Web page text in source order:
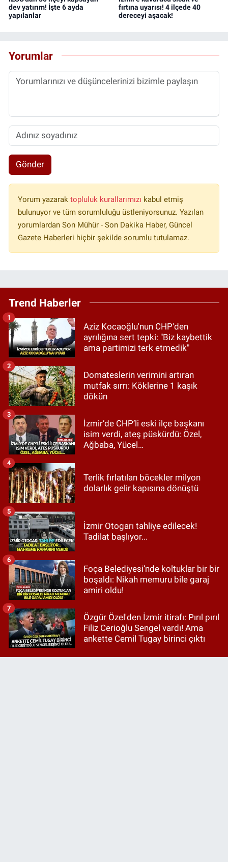
dev yatırım! İşte 6 ayda
yapılanlar
fırtına uyarısı! 4 ilçede 40
dereceyi aşacak!
Yorumlar
Gönder
Yorum yazarak topluluk kurallarımızı kabul etmiş
bulunuyor ve tüm sorumluluğu üstleniyorsunuz. Yazılan
yorumlardan Son Mühür - Son Dakika Haber, Güncel
Gazete Haberleri hiçbir şekilde sorumlu tutulamaz.
Trend Haberler
Aziz Kocaoğlu'nun CHP'den
ayrılığına sert tepki: "Biz kaybettik
ama partimizi terk etmedik"
1
Domateslerin verimini artıran
mutfak sırrı: Köklerine 1 kaşık
dökün
2
İzmir’de CHP’li eski ilçe başkanı
isim verdi, ateş püskürdü: Özel,
Ağbaba, Yücel…
3
Terlik fırlatılan böcekler milyon
dolarlık gelir kapısına dönüştü
4
İzmir Otogarı tahliye edilecek!
Tadilat başlıyor...
5
Foça Belediyesi’nde koltuklar bir bir
boşaldı: Nikah memuru bile garaj
amiri oldu!
6
Özgür Özel'den İzmir itirafı: Pırıl pırıl
Filiz Cerioğlu Sengel vardı! Ama
ankette Cemil Tugay birinci çıktı
7